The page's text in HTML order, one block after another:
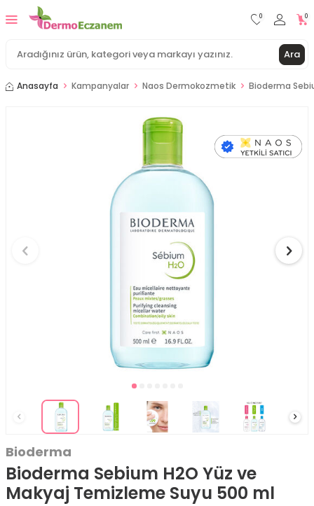
Ara
0 0
Anasayfa Kampanyalar Naos Dermokozmetik Bioderma
Bioderma
Bioderma Sebium H2O Yüz ve
Makyaj Temizleme Suyu 500 ml